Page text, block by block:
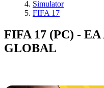
Simulator
FIFA 17
FIFA 17 (PC) -
GLOBAL